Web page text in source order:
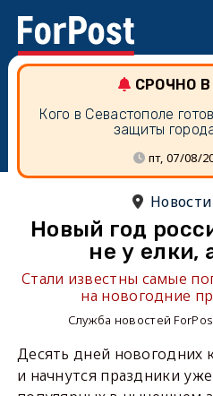
СРОЧНО
Кого в Севастополе
защиты
пт, 07/08/
Новый год
не у елки,
Стали известны самые
на новогодние
Служба новостей
Десять дней новогодних
и начнутся праздники